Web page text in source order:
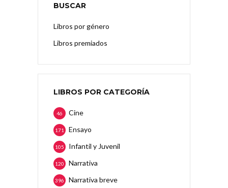
BUSCAR
Libros por género
Libros premiados
LIBROS POR CATEGORÍA
Cine
46
Ensayo
171
Infantil y Juvenil
105
Narrativa
120
Narrativa breve
396